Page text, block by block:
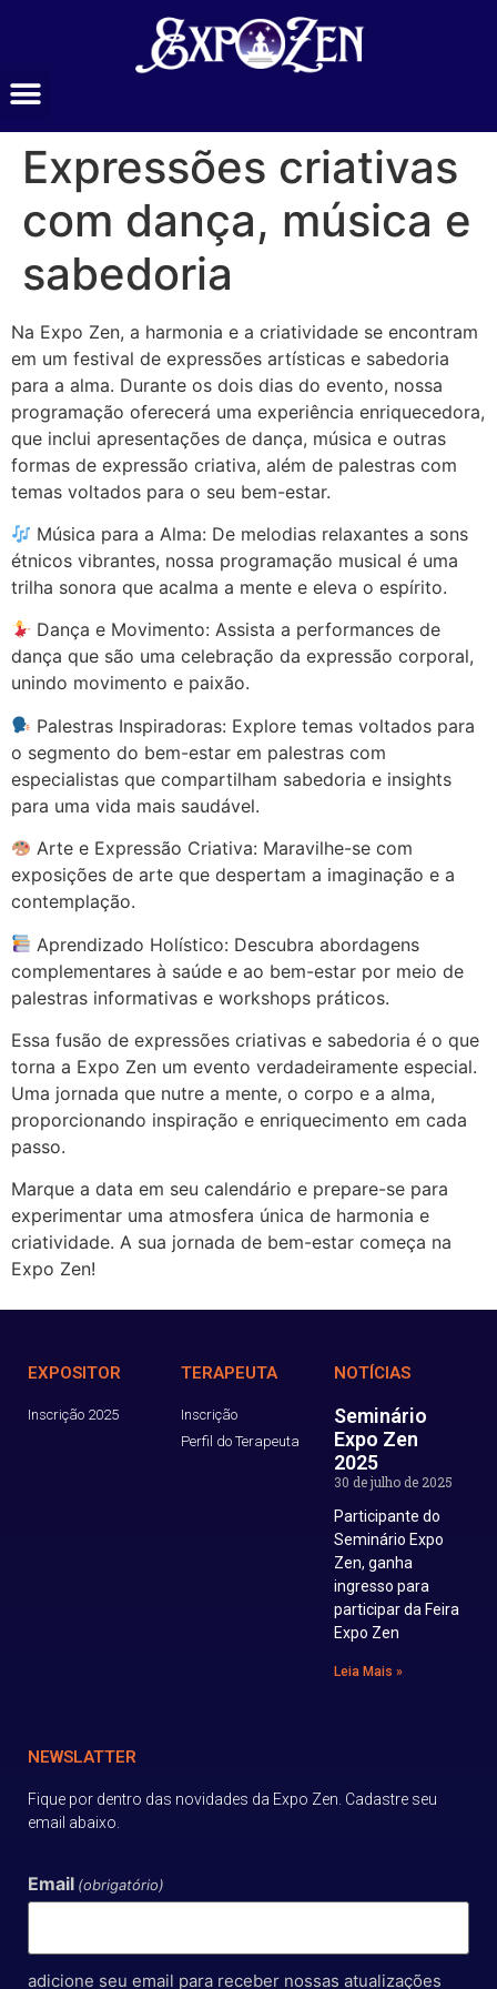
Expressões criativas
com dança, música e
sabedoria
Na Expo Zen, a harmonia e a criatividade se encontram
em um festival de expressões artísticas e sabedoria
para a alma. Durante os dois dias do evento, nossa
programação oferecerá uma experiência enriquecedora,
que inclui apresentações de dança, música e outras
formas de expressão criativa, além de palestras com
temas voltados para o seu bem-estar.
Música para a Alma: De melodias relaxantes a sons
étnicos vibrantes, nossa programação musical é uma
trilha sonora que acalma a mente e eleva o espírito.
Dança e Movimento: Assista a performances de
dança que são uma celebração da expressão corporal,
unindo movimento e paixão.
Palestras Inspiradoras: Explore temas voltados para
o segmento do bem-estar em palestras com
especialistas que compartilham sabedoria e insights
para uma vida mais saudável.
Arte e Expressão Criativa: Maravilhe-se com
exposições de arte que despertam a imaginação e a
contemplação.
Aprendizado Holístico: Descubra abordagens
complementares à saúde e ao bem-estar por meio de
palestras informativas e workshops práticos.
Essa fusão de expressões criativas e sabedoria é o que
torna a Expo Zen um evento verdadeiramente especial.
Uma jornada que nutre a mente, o corpo e a alma,
proporcionando inspiração e enriquecimento em cada
passo.
Marque a data em seu calendário e prepare-se para
experimentar uma atmosfera única de harmonia e
criatividade. A sua jornada de bem-estar começa na
Expo Zen!
EXPOSITOR
Inscrição 2025
TERAPEUTA
Inscrição
Perfil do Terapeuta
NOTÍCIAS
Seminário
Expo Zen
2025
30 de julho de 2025
Participante do
Seminário Expo
Zen, ganha
ingresso para
participar da Feira
Expo Zen
Leia Mais »
NEWSLATTER
Fique por dentro das novidades da Expo Zen. Cadastre seu
email abaixo.
Email (obrigatório)
adicione seu email para receber nossas atualizações